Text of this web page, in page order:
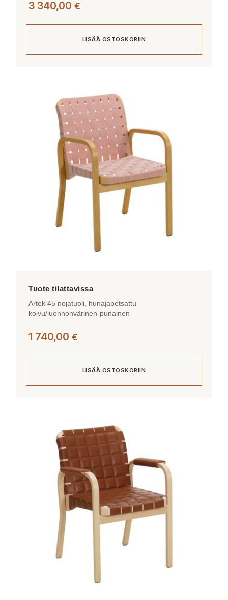
3 340,00 €
LISÄÄ OSTOSKORIIN
Artek 45 nojatuoli, hunajapetsattu
koivu/luonnonvärinen-punainen
1 740,00 €
LISÄÄ OSTOSKORIIN